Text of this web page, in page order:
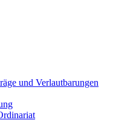
und Verlautbarungen